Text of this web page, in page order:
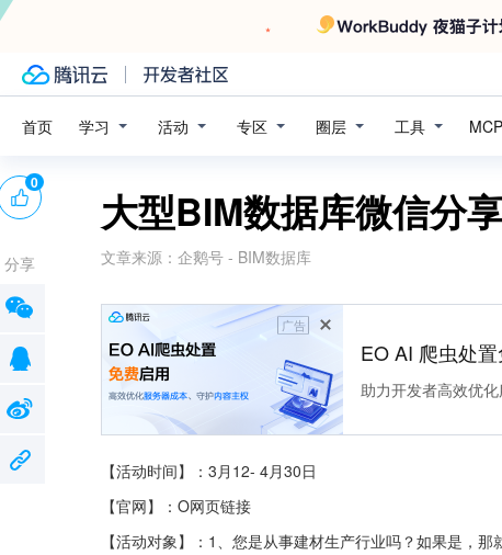
首页 学习 活动 专区 圈层 工具
大型BIM数据库微信分
文章来源： 企鹅号 - BIM数据库
广告
EO AI 爬虫处
助力开发者高效优
【活动时间】：3月12- 4月30日
【官网】：O网页链接
【活动对象】：1、您是从事建材生产行业吗？如果是，那
0
分享